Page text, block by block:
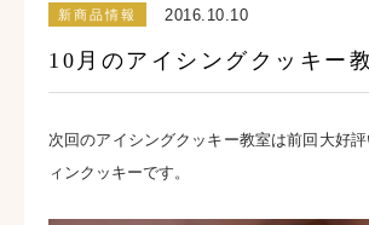
新商品情報 2016.10.10
10月のアイシングクッキー
次回のアイシングクッキー教室は前回大好
ィンクッキーです。